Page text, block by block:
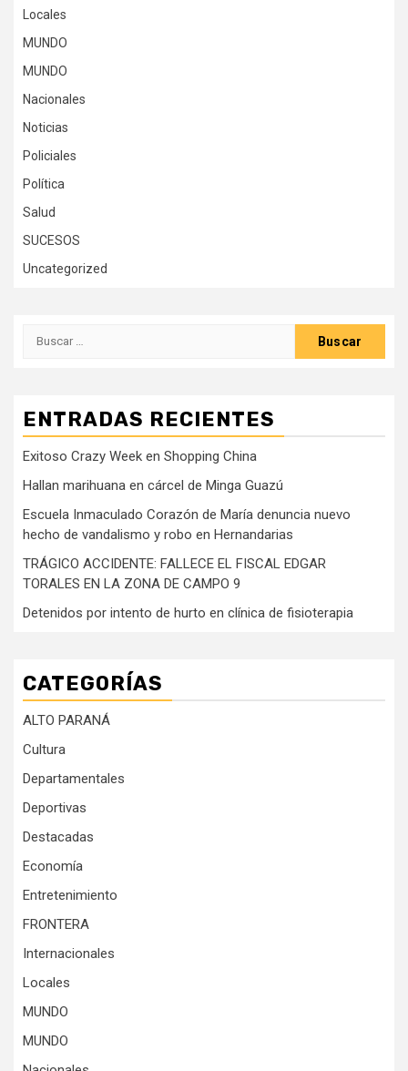
Locales
MUNDO
MUNDO
Nacionales
Noticias
Policiales
Política
Salud
SUCESOS
Uncategorized
Buscar:
ENTRADAS RECIENTES
Exitoso Crazy Week en Shopping China
Hallan marihuana en cárcel de Minga Guazú
Escuela Inmaculado Corazón de María denuncia nuevo
hecho de vandalismo y robo en Hernandarias
TRÁGICO ACCIDENTE: FALLECE EL FISCAL EDGAR
TORALES EN LA ZONA DE CAMPO 9
Detenidos por intento de hurto en clínica de fisioterapia
CATEGORÍAS
ALTO PARANÁ
Cultura
Departamentales
Deportivas
Destacadas
Economía
Entretenimiento
FRONTERA
Internacionales
Locales
MUNDO
MUNDO